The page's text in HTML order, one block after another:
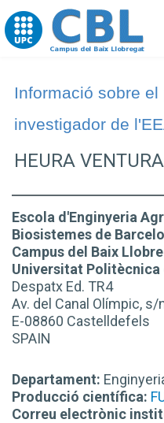
Go to upc.edu
Informació sobre
investigador de
HEURA
Escola d'Enginyeria
Biosistemes de
Campus del Baix
Universitat Politècnica
Despatx Ed. TR4
Av. del Canal Olímpic, s/
E-08860 Castelldefels
SPAIN
Departament:
Producció científica:
Correu electrònic